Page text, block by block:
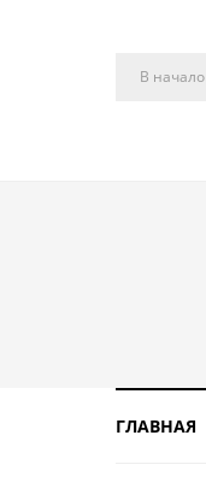
В начало
ГЛАВНАЯ